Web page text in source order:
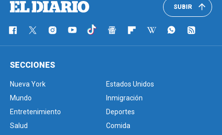
SUBIR
SECCIONES
Nueva York
Estados Unidos
Mundo
Inmigración
Entretenimiento
Deportes
Salud
Comida